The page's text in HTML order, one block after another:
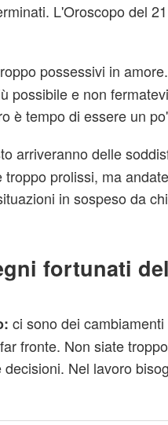
L'Oroscopo del
possessivi in
possibile e non
è tempo di essere un
arriveranno delle
prolissi, ma
in sospeso da
fortunati
ci sono dei
fronte. Non siate
Nel lavoro